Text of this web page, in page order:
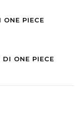
PIECE
ONE PIECE